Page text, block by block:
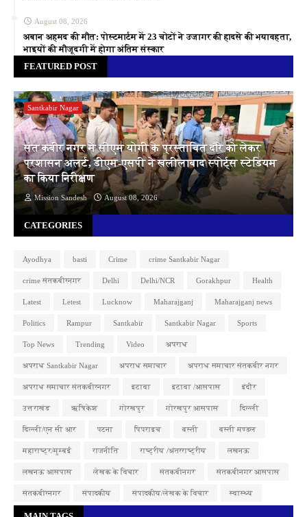
August 08, 2026
अबान अहमद की मौत: पोस्टमार्टम में 23 चोटों ने उजागर की हादसे की भयावहता,
भाइयों की मौजूदगी में होगा अंतिम संस्कार
FEATURED POST
Santkabir Nagar
संत कबीर नगर में सीएम योगी के प्रस्तावित दौरे को लेकर
प्रशासन अलर्ट, डीएम-एसपी ने खलीलाबाद स्पोर्ट्स स्टेडियम
का किया निरीक्षण
Mission Sandesh August 08, 2026
CATEGORIES
Ayodhya basti Crime crime Santkabir Nagar
crime संतकबीरनगर Delhi Delhi/NCR Gorakhpur Health
Latest Letest Lucknow Maharajganj Maharajganj news
Politics Rampur Santkabir Santkabir Nagar Sports
Top News Trending Video अपराध
अपराध Santkabir Nagar अपराध समाचार अपराध समाचार संतकबीर नगर
अपराध समाचार संतकबीरनगर इटावा इटावा /आसपास इंदौर
उत्तराखंड ऋषिकेश गोरखपुर गोरखपुर आसपास दिल्ली
दिल्ली/एन सी आर पटना पिपराइच बस्ती बस्ती मण्डल
महाराष्ट्र/मुम्बई राजनीति राष्ट्रीय /अंतरराष्ट्रीय लखनऊ
लखनऊ आसपास लेखक के विचार संतकबीनगर संतकबीनगर आसपास
संतकबीरनगर संपादकीय संपादकीय/लेखक के विचार स्वास्थ्य